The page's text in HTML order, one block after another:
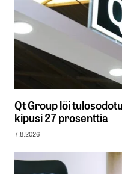
Qt Group löi
kipusi 27 prosenttia
7.8.2026